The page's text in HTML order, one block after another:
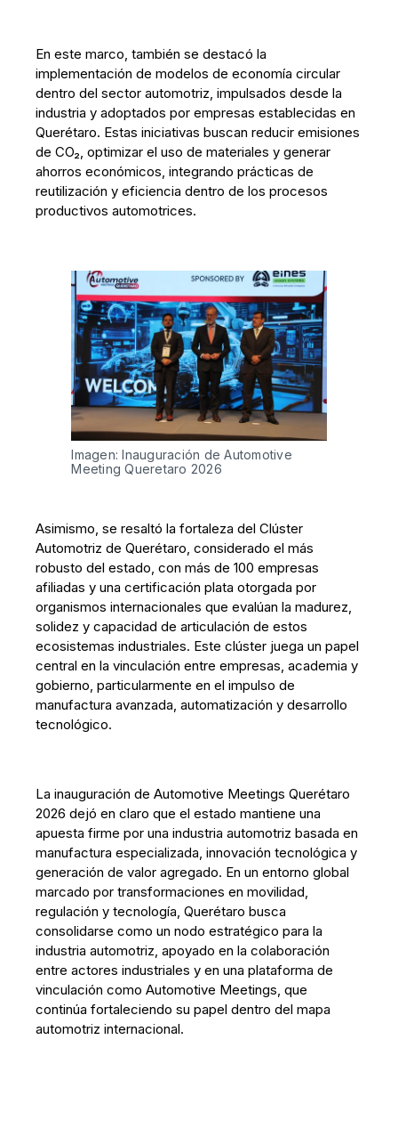
En este marco, también se destacó la
implementación de modelos de economía circular
dentro del sector automotriz, impulsados desde la
industria y adoptados por empresas establecidas en
Querétaro. Estas iniciativas buscan reducir emisiones
de CO₂, optimizar el uso de materiales y generar
ahorros económicos, integrando prácticas de
reutilización y eficiencia dentro de los procesos
productivos automotrices.
Imagen: Inauguración de Automotive
Meeting Queretaro 2026
Asimismo, se resaltó la fortaleza del Clúster
Automotriz de Querétaro, considerado el más
robusto del estado, con más de 100 empresas
afiliadas y una certificación plata otorgada por
organismos internacionales que evalúan la madurez,
solidez y capacidad de articulación de estos
ecosistemas industriales. Este clúster juega un papel
central en la vinculación entre empresas, academia y
gobierno, particularmente en el impulso de
manufactura avanzada, automatización y desarrollo
tecnológico.
La inauguración de Automotive Meetings Querétaro
2026 dejó en claro que el estado mantiene una
apuesta firme por una industria automotriz basada en
manufactura especializada, innovación tecnológica y
generación de valor agregado. En un entorno global
marcado por transformaciones en movilidad,
regulación y tecnología, Querétaro busca
consolidarse como un nodo estratégico para la
industria automotriz, apoyado en la colaboración
entre actores industriales y en una plataforma de
vinculación como Automotive Meetings, que
continúa fortaleciendo su papel dentro del mapa
automotriz internacional.